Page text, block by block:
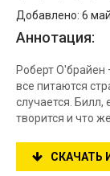
Добавлено: 6
Аннотация:
Роберт О'брайен
все питаются
случается. Билл,
творится и что
СКАЧАТЬ